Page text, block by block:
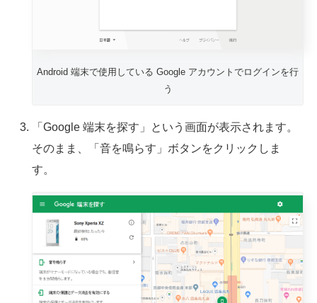
Android 端末で使用している Google アカウントでログインを行
う
「Google 端末を探す」という画面が表示されます。
そのまま、「音を鳴らす」ボタンをクリックしま
す。